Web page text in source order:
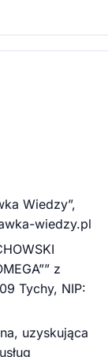
Wiedzy”,
wiedzy.pl
z
Tychy, NIP:
uzyskująca